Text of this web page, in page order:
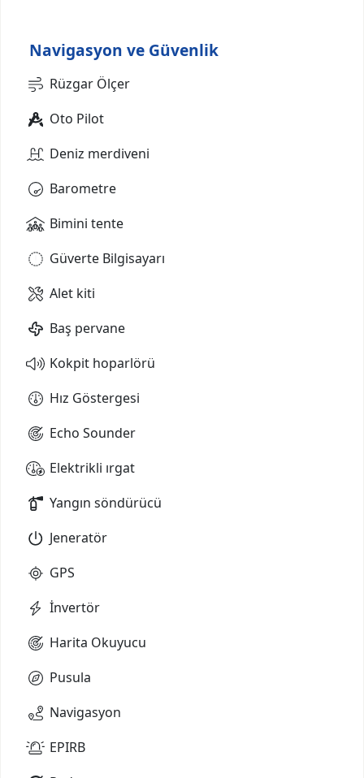
Navigasyon ve Güvenlik
Rüzgar Ölçer
Oto Pilot
Deniz merdiveni
Barometre
Bimini tente
Güverte Bilgisayarı
Alet kiti
Baş pervane
Kokpit hoparlörü
Hız Göstergesi
Echo Sounder
Elektrikli ırgat
Yangın söndürücü
Jeneratör
GPS
İnvertör
Harita Okuyucu
Pusula
Navigasyon
EPIRB